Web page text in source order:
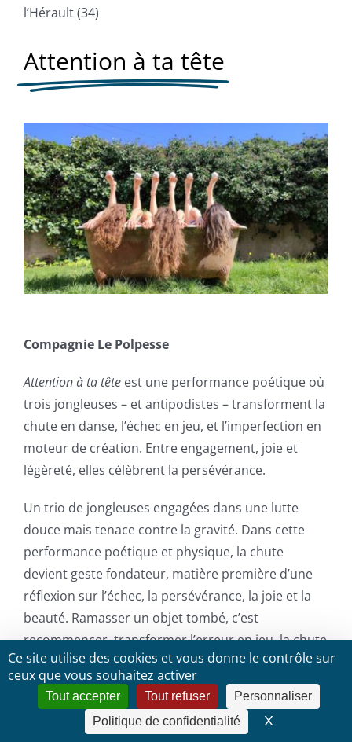
l’Hérault (34)
Attention à ta tête
Compagnie Le Polpesse
Attention à ta têteest une performance poétique où
trois jongleuses – et antipodistes – transforment la
chute en danse, l’échec en jeu, et l’imperfection en
moteur de création. Entre engagement, joie et
légèreté, elles célèbrent la persévérance.
Un trio de jongleuses engagées dans une lutte
douce mais tenace contre la gravité. Dans cette
performance poétique et physique, la chute
devient geste fondateur, matière première d’une
réflexion sur l’échec, la persévérance, la joie et la
beauté. Ramasser un objet tombé, c’est
recommencer, transformer l’erreur en jeu, la chute
en danse.
À rebours de la quête de perfection, ce spectacle
célèbre l’apprentissage par l’essai, l’imperfection
comme moteur de création. Inspirées par la danse,
Ce site utilise des cookies et vous donne le contrôle sur
ceux que vous souhaitez activer
Tout accepter Tout refuser
Personnaliser
Politique de confidentialité
XMasquer le